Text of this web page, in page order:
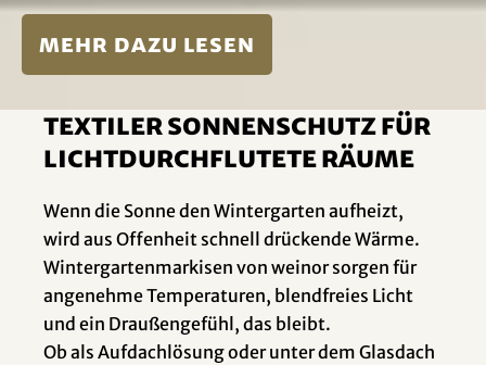
mehr dazu lesen
Textiler Sonnenschutz für
lichtdurchflutete Räume
Wenn die Sonne den Wintergarten aufheizt,
wird aus Offenheit schnell drückende Wärme.
Wintergarten­markisen von weinor sorgen für
angenehme Temperaturen, blendfreies Licht
und ein Draußengefühl, das bleibt.
Ob als Aufdachlösung oder unter dem Glasdach